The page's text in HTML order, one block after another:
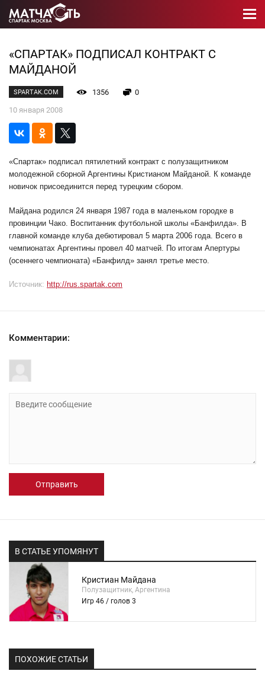
«СПАРТАК» ПОДПИСАЛ КОНТРАКТ С
МАЙДАНОЙ
SPARTAK.COM 1356
0
10 января 2008
«Спартак» подписал пятилетний контракт с полузащитником
молодежной сборной Аргентины Кристианом Майданой. К команде
новичок присоединится перед турецким сбором.
Майдана родился 24 января 1987 года в маленьком городке в
провинции Чако. Воспитанник футбольной школы «Банфилда». В
главной команде клуба дебютировал 5 марта 2006 года. Всего в
чемпионатах Аргентины провел 40 матчей. По итогам Апертуры
(осеннего чемпионата) «Банфилд» занял третье место.
Источник: http://rus.spartak.com
Комментарии:
Отправить
В СТАТЬЕ УПОМЯНУТ
Кристиан Майдана
Полузащитник, Аргентина
Игр 46 / голов 3
ПОХОЖИЕ СТАТЬИ